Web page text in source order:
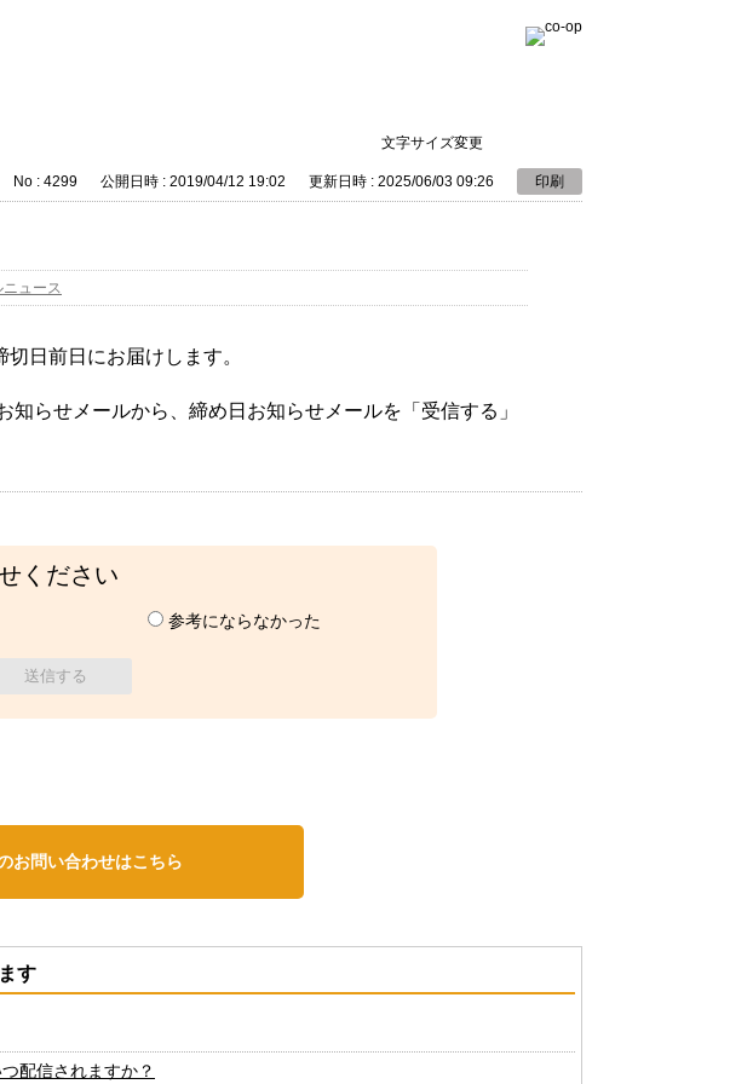
文字サイズ変更
No : 4299 公開日時 : 2019/04/12 19:02 更新日時 : 2025/06/03 09:26 印刷
ニュース
日前日にお届けします。
知らせメールから、締め日お知らせメールを「受信する」
ください
参考にならなかった
お問い合わせはこちら
す
配信されますか？